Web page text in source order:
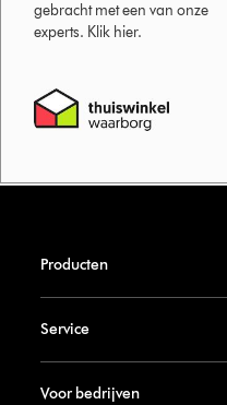
gebracht met een van onze
experts. Klik hier.
Producten
Service
Voor bedrijven